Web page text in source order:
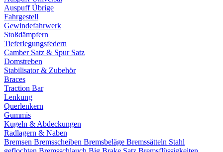
Auspuff Übrige
Fahrgestell
Gewindefahrwerk
Stoßdämpfern
Tieferlegungsfedern
Camber Satz & Spur Satz
Domstreben
Stabilisator & Zubehör
Braces
Traction Bar
Lenkung
Querlenkern
Gummis
Kugeln & Abdeckungen
Radlagern & Naben
Bremsen Bremsscheiben Bremsbeläge Bremssätteln Stahl